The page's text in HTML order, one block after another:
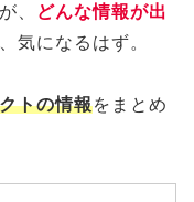
、
どんな情報が出
、気になるはず。
トの情報をまとめ